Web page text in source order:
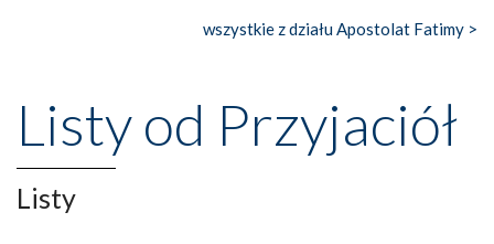
Nasze pielgrzymkowe wyprawy, których celem były
wspaniałe klasztory w miasteczku Alcobaça czy w Batalhi,
Opatrznościową pomoc w wygranej bitwie o
niepodległość kraju. Zachwyt budziła potężna, a zarazem
misterna architektura tych monumentalnych dzieł,
wspaniałe zdobienia, dbałość ich twórców o detale,
połączenie talentów z wytrwałością i pracowitością
wszystkie z działu Apostolat Fatimy >
Listy od Przyjaciół
Listy